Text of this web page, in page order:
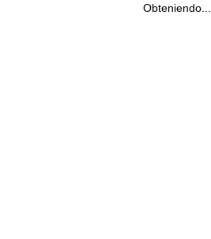
Obteniendo...